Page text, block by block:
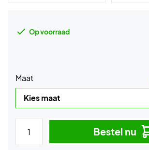
Op voorraad
Maat
Bestel nu